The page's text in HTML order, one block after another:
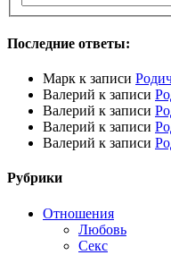
Последние ответы:
Марк к записи
Валерий к записи
Валерий к записи
Валерий к записи
Валерий к записи
Рубрики
Отношения
Любовь
Секс